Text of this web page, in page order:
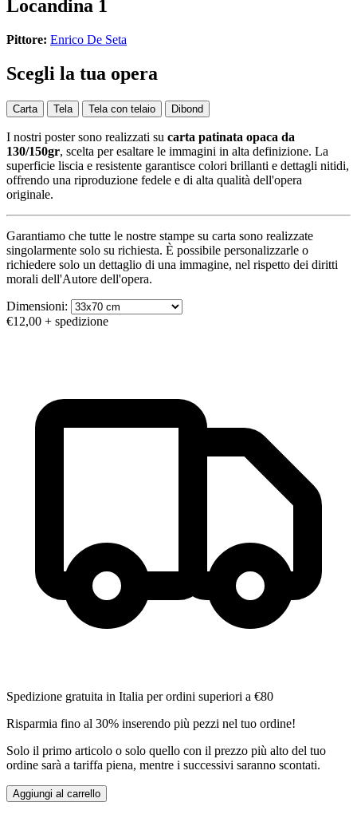
Locandina 1
Pittore: Enrico De Seta
Scegli la tua opera
Carta Tela Tela con telaio Dibond
I nostri poster sono realizzati su carta patinata opaca da
130/150gr, scelta per esaltare le immagini in alta definizione. La
superficie liscia e resistente garantisce colori brillanti e dettagli nitidi,
offrendo una riproduzione fedele e di alta qualità dell'opera
originale.
Garantiamo che tutte le nostre stampe su carta sono realizzate
singolarmente solo su richiesta. È possibile personalizzarle o
richiedere solo un dettaglio di una immagine, nel rispetto dei diritti
morali dell'Autore dell'opera.
Dimensioni:
€12,00 + spedizione
Spedizione gratuita in Italia per ordini superiori a €80
Risparmia fino al 30% inserendo più pezzi nel tuo ordine!
Solo il primo articolo o solo quello con il prezzo più alto del tuo
ordine sarà a tariffa piena, mentre i successivi saranno scontati.
Aggiungi al carrello